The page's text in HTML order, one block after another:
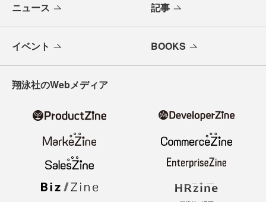
ニュース 記事
イベント BOOKS
翔泳社のWebメディア